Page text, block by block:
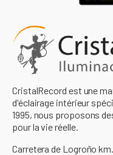
CristalRecord est une
d'éclairage intérieur
1995, nous proposons
pour la vie réelle.
Carretera de Logroño